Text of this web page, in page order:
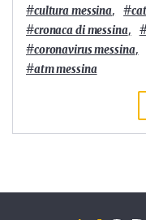
#cultura messina, #
#cronaca di messina,
#coronavirus messina,
#atm messina